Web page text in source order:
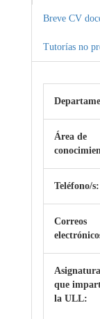
Breve CV
Tutorías no
Área de
Teléfono/s:
Correos
que
la ULL: